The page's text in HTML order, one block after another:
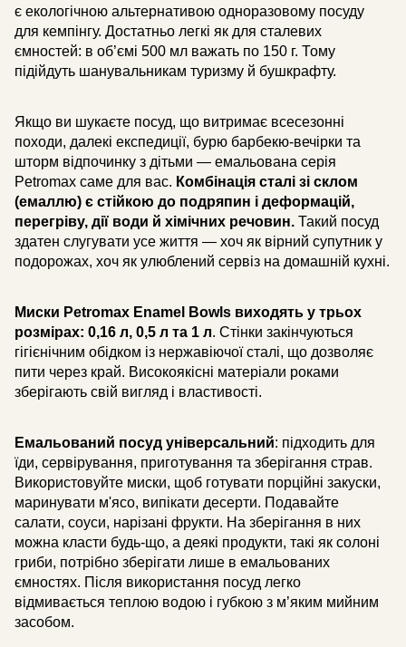
є екологічною альтернативою одноразовому посуду
для кемпінгу. Достатньо легкі як для сталевих
ємностей: в об’ємі 500 мл важать по 150 г. Тому
підійдуть шанувальникам туризму й бушкрафту.
Якщо ви шукаєте посуд, що витримає всесезонні
походи, далекі експедиції, бурю барбекю-вечірки та
шторм відпочинку з дітьми — емальована серія
Petromax саме для вас. Комбінація сталі зі склом
(емаллю) є стійкою до подряпин і деформацій,
перегріву, дії води й хімічних речовин. Такий посуд
здатен слугувати усе життя — хоч як вірний супутник у
подорожах, хоч як улюблений сервіз на домашній кухні.
Миски Petromax Enamel Bowls виходять у трьох
розмірах: 0,16 л, 0,5 л та 1 л. Стінки закінчуються
гігієнічним обідком із нержавіючої сталі, що дозволяє
пити через край. Високоякісні матеріали роками
зберігають свій вигляд і властивості.
Емальований посуд універсальний: підходить для
їди, сервірування, приготування та зберігання страв.
Використовуйте миски, щоб готувати порційні закуски,
маринувати м'ясо, випікати десерти. Подавайте
салати, соуси, нарізані фрукти. На зберігання в них
можна класти будь-що, а деякі продукти, такі як солоні
гриби, потрібно зберігати лише в емальованих
ємностях. Після використання посуд легко
відмивається теплою водою і губкою з м’яким мийним
засобом.